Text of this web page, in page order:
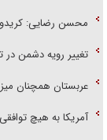
محسن رضایی:
تغییر رویه دشمن در
عربستان همچنان
آمریکا به هیچ